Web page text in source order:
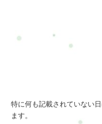
特に何も記載されていない
ます。